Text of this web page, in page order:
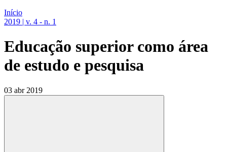
Início
2019 | v. 4 - n. 1
Educação superior como área
de estudo e pesquisa
03 abr 2019